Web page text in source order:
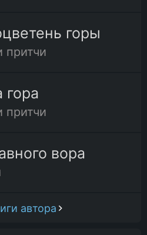
горы
притчи
гора
притчи
вора
автора